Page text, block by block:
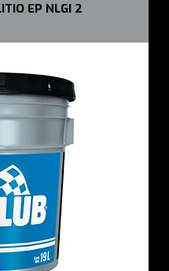
EP NLGI 2